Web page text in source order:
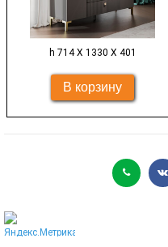
h 714 Х 1330 Х 401